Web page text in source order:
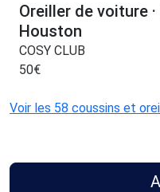
Oreiller de voiture ·
Houston
COSY CLUB
50€
Voir les 58 coussins et